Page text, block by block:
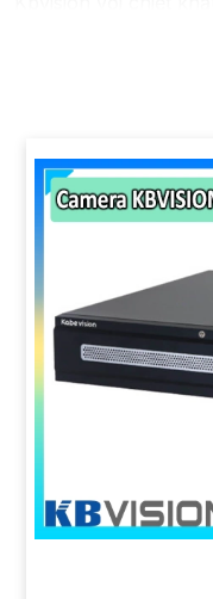
để nhận ưu đãi đặc
chính xác nhất cho
"Bạn muốn
nghiệm!"
3:"Chúng tôi cam
chính hãng với
và nhận được sự tư
ninh cần thiết!"
Hy vọng những câu
công trong việc tiếp
bán hàng của bạn.